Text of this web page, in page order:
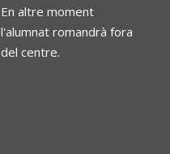
En altre moment
l'alumnat romandrà fora
del centre.